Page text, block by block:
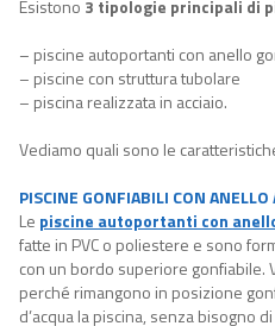
Esistono 3 tipologie principali di
– piscine autoportanti con anello
– piscine con struttura tubolare
– piscina realizzata in acciaio.
Vediamo quali sono le
PISCINE GONFIABILI CON
Le piscine autoportanti con
fatte in PVC o poliestere e sono
con un bordo superiore gonfiabile.
perché rimangono in posizione
d’acqua la piscina, senza bisogno